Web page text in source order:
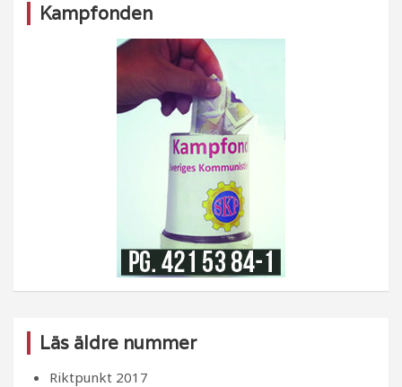
Kampfonden
Läs äldre nummer
Riktpunkt 2017